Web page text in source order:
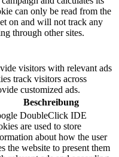
can only be read from the
on and will not track any
through other sites.
visitors with relevant ads
track visitors across
customized ads.
Beschreibung
DoubleClick IDE
are used to store
about how the user
the website to present them